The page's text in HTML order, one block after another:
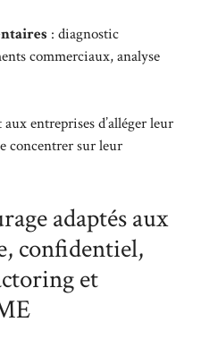
: diagnostic
commerciaux, analyse
entreprises d’alléger leur
concentrer sur leur
adaptés aux
confidentiel,
et